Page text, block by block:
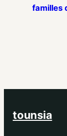
familles
tounsia